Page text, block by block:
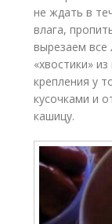
не ждать в
влага,
вырезаем все
«хвостики»
крепления у
кусочками и
кашицу.